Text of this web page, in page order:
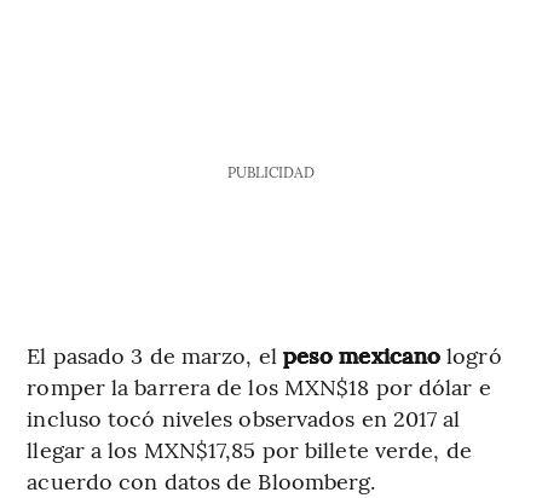
PUBLICIDAD
El pasado 3 de marzo, el peso mexicano logró
romper la barrera de los MXN$18 por dólar e
incluso tocó niveles observados en 2017 al
llegar a los MXN$17,85 por billete verde, de
acuerdo con datos de Bloomberg.